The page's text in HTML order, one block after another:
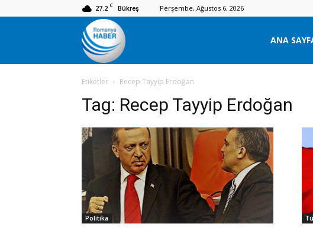
27.2 C Bükreş Perşembe, Ağustos 6, 2026
Romanya
Haber
ANA
Etiketler Recep Tayyip Erdoğan
Tag: Recep Tayyip Erdoğan
Politika